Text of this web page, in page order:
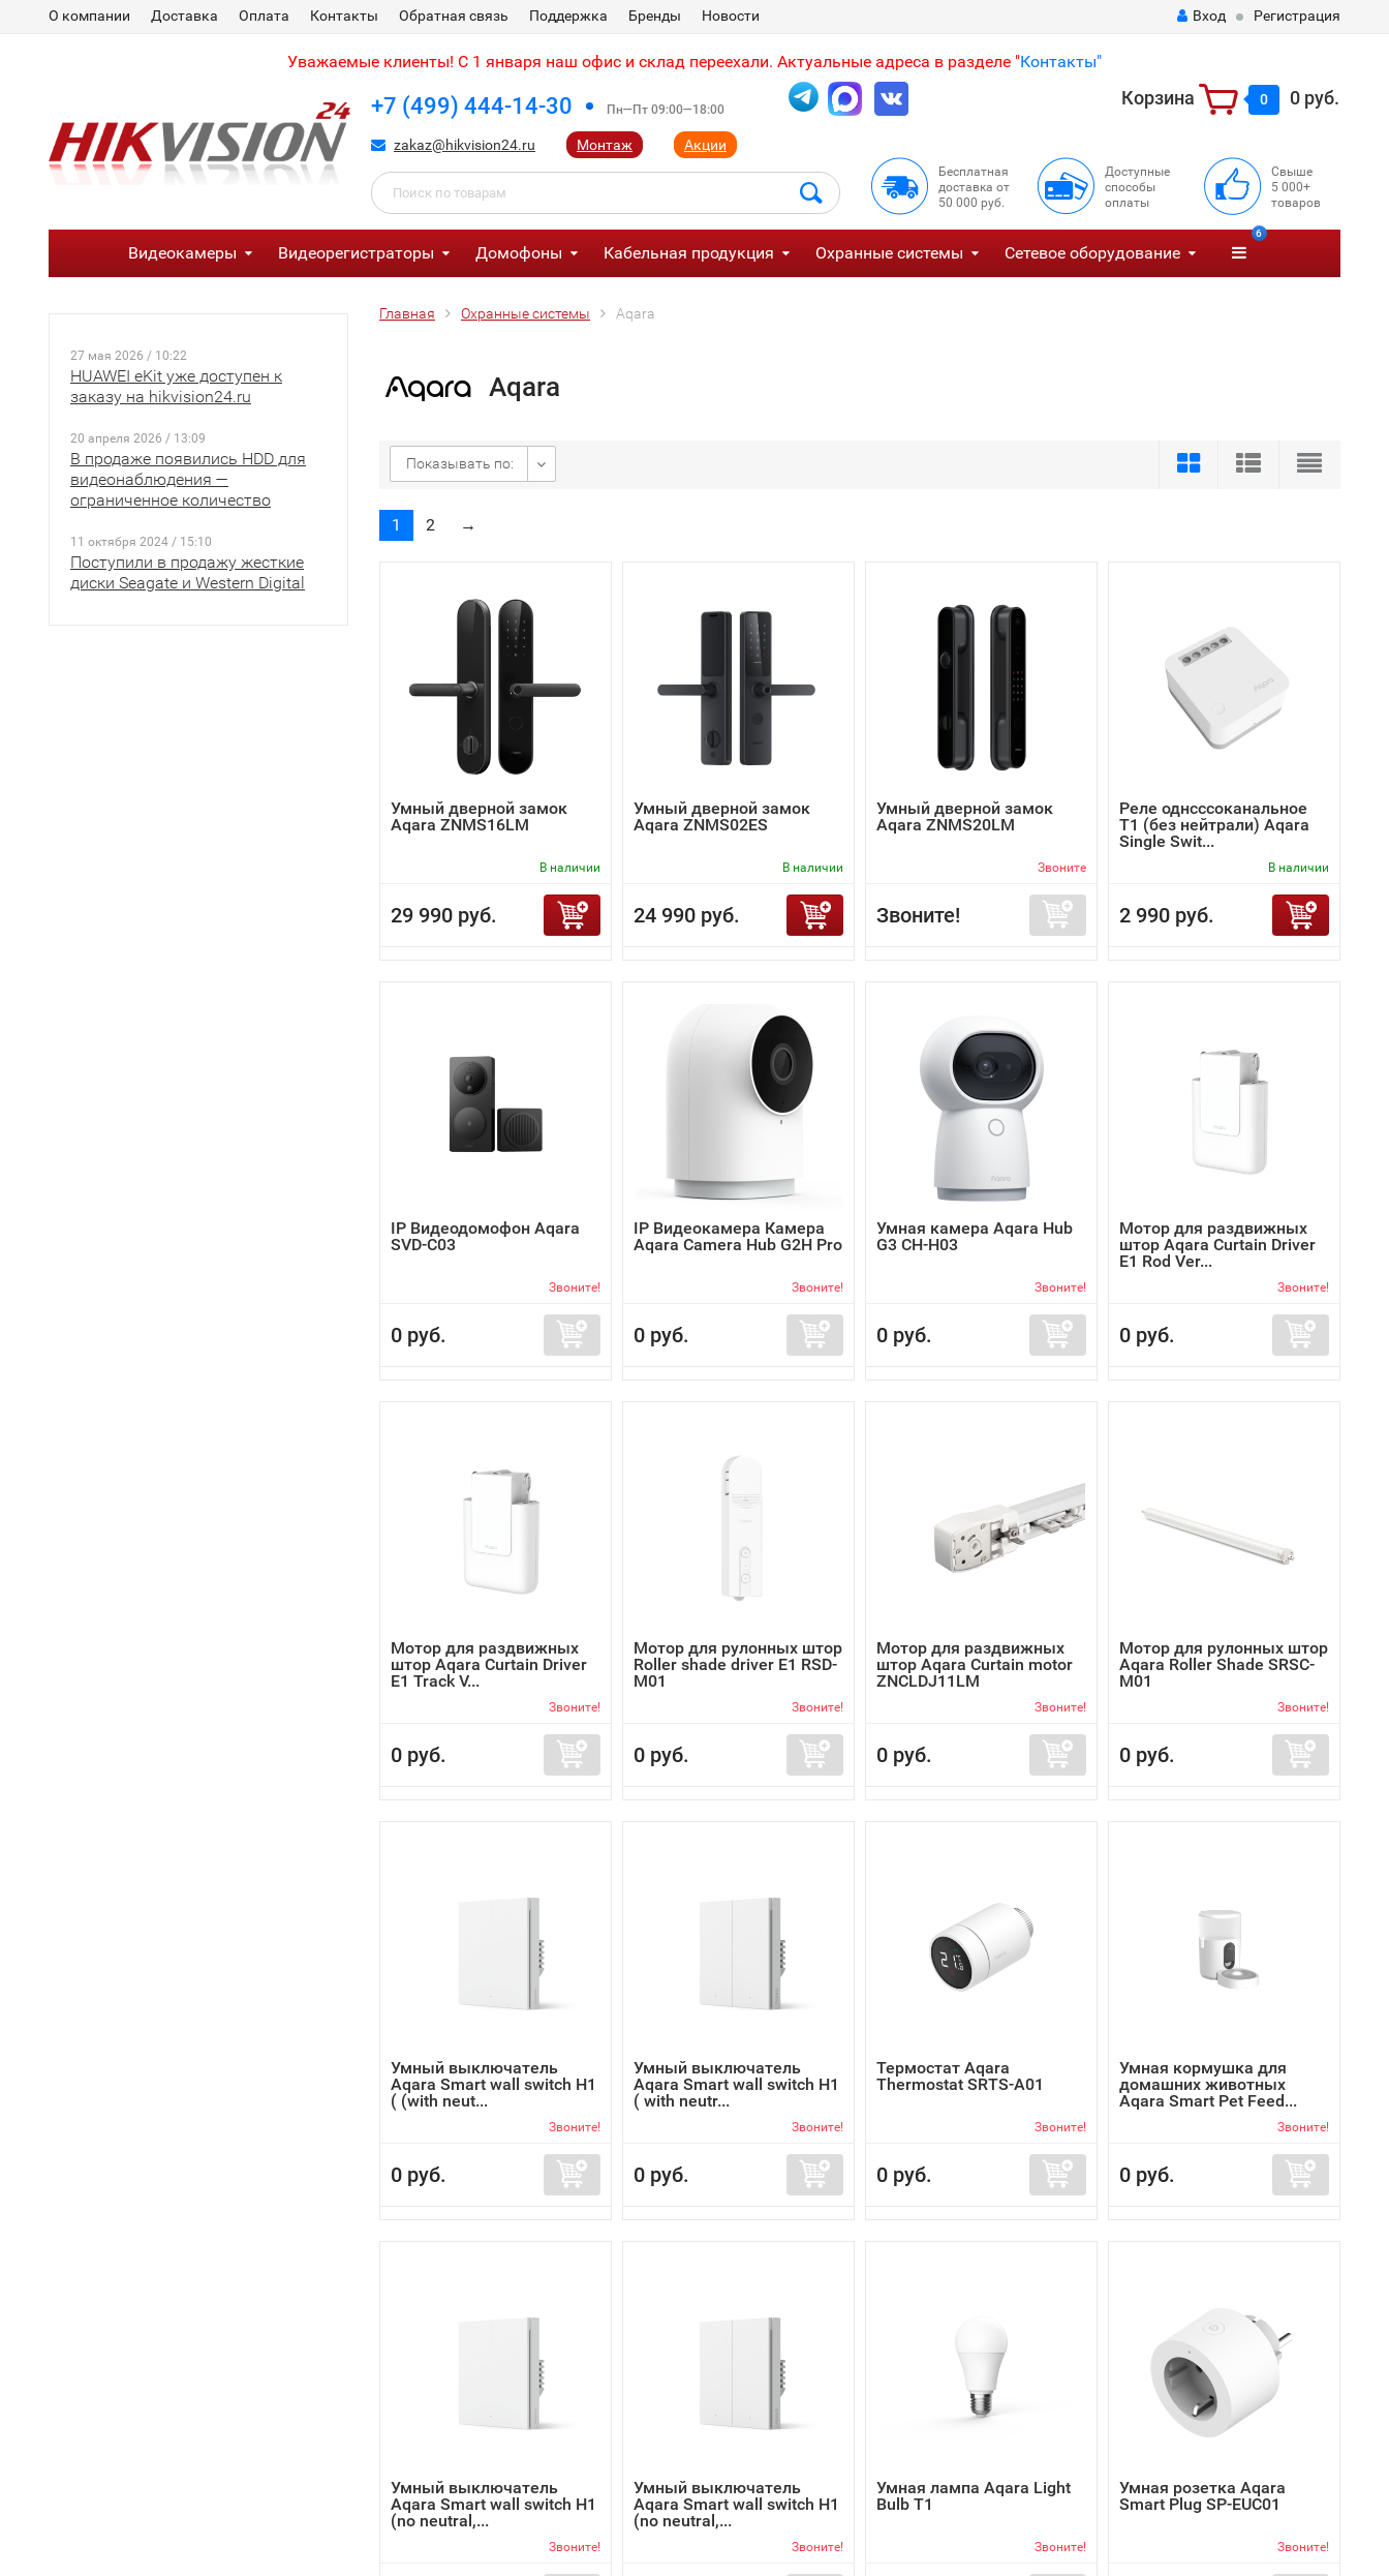
О компании Доставка Оплата Контакты Обратная связь Поддержка Бренды Новости Вход Регистрация
Уважаемые клиенты! С 1 января наш офис и склад переехали. Актуальные адреса в разделе "Контакты"
+7 (499) 444-14-30 Пн—Пт 09:00—18:00
zakaz@hikvision24.ru Монтаж Акции
Корзина 0 0 руб.
Бесплатная
доставка от
50 000 руб.
Доступные
способы
оплаты
Свыше
5 000+
товаров
Видеокамеры Видеорегистраторы Домофоны Кабельная продукция Охранные системы Сетевое оборудование
6
27 мая 2026 / 10:22
HUAWEI eKit уже доступен к
заказу на hikvision24.ru
20 апреля 2026 / 13:09
В продаже появились HDD для
видеонаблюдения —
ограниченное количество
11 октября 2024 / 15:10
Поступили в продажу жесткие
диски Seagate и Western Digital
Главная Охранные системы Aqara
Aqara
Показывать по:
1 2 →
Умный дверной замок
Aqara ZNMS16LM
В наличии
29 990 руб.
Умный дверной замок
Aqara ZNMS02ES
В наличии
24 990 руб.
Умный дверной замок
Aqara ZNMS20LM
Звоните
Звоните!
Реле однсссоканальное
T1 (без нейтрали) Aqara
Single Swit...
В наличии
2 990 руб.
IP Видеодомофон Aqara
SVD-C03
Звоните!
0 руб.
IP Видеокамера Камера
Aqara Camera Hub G2H Pro
Звоните!
0 руб.
Умная камера Aqara Hub
G3 CH-H03
Звоните!
0 руб.
Мотор для раздвижных
штор Aqara Curtain Driver
E1 Rod Ver...
Звоните!
0 руб.
Мотор для раздвижных
штор Aqara Curtain Driver
E1 Track V...
Звоните!
0 руб.
Мотор для рулонных штор
Roller shade driver E1 RSD-
M01
Звоните!
0 руб.
Мотор для раздвижных
штор Aqara Curtain motor
ZNCLDJ11LM
Звоните!
0 руб.
Мотор для рулонных штор
Aqara Roller Shade SRSC-
M01
Звоните!
0 руб.
Умный выключатель
Aqara Smart wall switch H1
( (with neut...
Звоните!
0 руб.
Умный выключатель
Aqara Smart wall switch H1
( with neutr...
Звоните!
0 руб.
Термостат Aqara
Thermostat SRTS-A01
Звоните!
0 руб.
Умная кормушка для
домашних животных
Aqara Smart Pet Feed...
Звоните!
0 руб.
Умный выключатель
Aqara Smart wall switch H1
(no neutral,...
Звоните!
Умный выключатель
Aqara Smart wall switch H1
(no neutral,...
Звоните!
Умная лампа Aqara Light
Bulb T1
Звоните!
Умная розетка Aqara
Smart Plug SP-EUC01
Звоните!